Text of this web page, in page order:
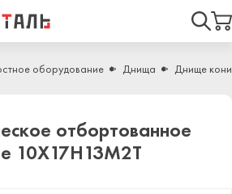
оборудование Днища Днище
отбортованное
10Х17Н13М2Т